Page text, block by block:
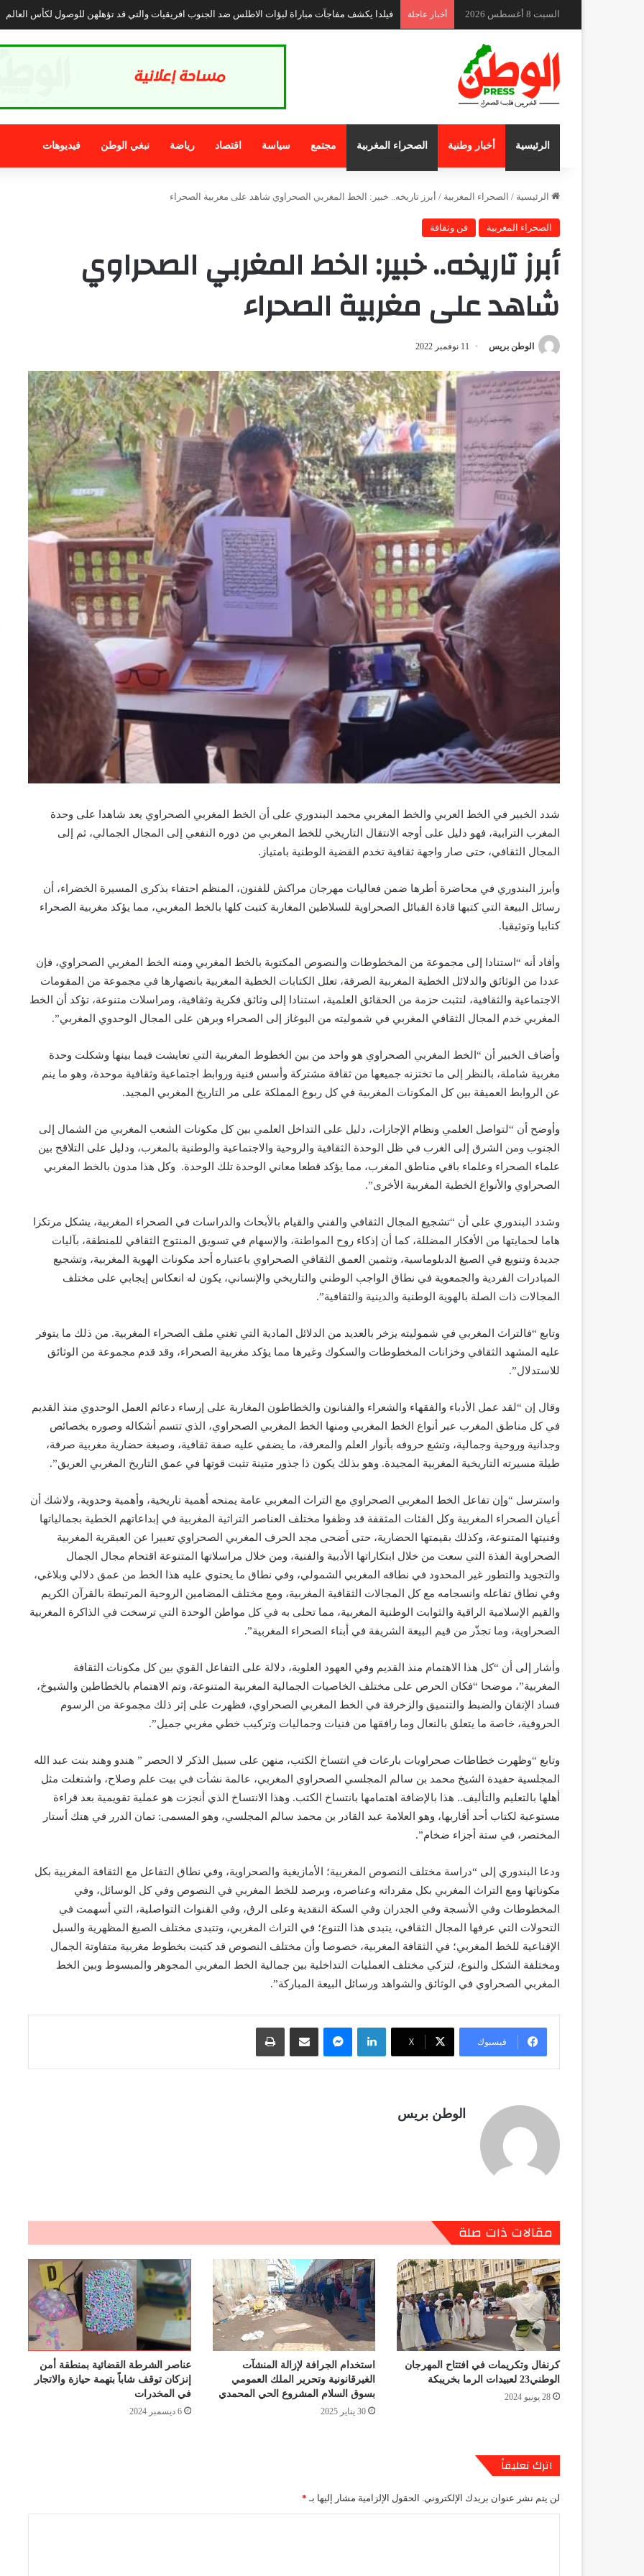
السبت 8 أغسطس 2026 أخبار عاجلة ندوة دولية بكوتونو تبرز وضعية المرأة بالأقاليم الجنوبية المغربية وتجارب التمكين في العالم :
الرئيسية أخبار وطنية الصحراء المغربية مجتمع سياسة اقتصاد رياضة نبغي الوطن فيديوهات
الرئيسية / الصحراء المغربية / أبرز تاريخه.. خبير: الخط المغربي الصحراوي شاهد على مغربية الصحراء
الصحراء المغربية فن وثقافة
أبرز تاريخه.. خبير: الخط المغربي الصحراوي
شاهد على مغربية الصحراء
الوطن بريس 11 نوفمبر 2022
شدد الخبير في الخط العربي والخط المغربي محمد البندوري على أن الخط المغربي الصحراوي يعد شاهدا على وحدة
المغرب الترابية، فهو دليل على أوجه الانتقال التاريخي للخط المغربي من دوره النفعي إلى المجال الجمالي، ثم إلى
المجال الثقافي، حتى صار واجهة ثقافية تخدم القضية الوطنية بامتياز.
وأبرز البندوري في محاضرة أطرها ضمن فعاليات مهرجان مراكش للفنون، المنظم احتفاء بذكرى المسيرة الخضراء، أن
رسائل البيعة التي كتبها قادة القبائل الصحراوية للسلاطين المغاربة كتبت كلها بالخط المغربي، مما يؤكد مغربية الصحراء
كتابيا وتوثيقيا.
وأفاد أنه “استنادا إلى مجموعة من المخطوطات والنصوص المكتوبة بالخط المغربي ومنه الخط المغربي الصحراوي، فإن
عددا من الوثائق والدلائل الخطية المغربية الصرفة، تعلل الكتابات الخطية المغربية بانصهارها في مجموعة من المقومات
الاجتماعية والثقافية، لتثبت حزمة من الحقائق العلمية، استنادا إلى وثائق فكرية وثقافية، ومراسلات متنوعة، تؤكد أن الخط
المغربي خدم المجال الثقافي المغربي في شموليته من البوغاز إلى الصحراء وبرهن على المجال الوحدوي المغربي”.
وأضاف الخبير أن “الخط المغربي الصحراوي هو واحد من بين الخطوط المغربية التي تعايشت فيما بينها وشكلت وحدة
مغربية شاملة، بالنظر إلى ما تختزنه جميعها من ثقافة مشتركة وأسس فنية وروابط اجتماعية وثقافية موحدة، وهو ما ينم
عن الروابط العميقة بين كل المكونات المغربية في كل ربوع المملكة على مر التاريخ المغربي المجيد.
وأوضح أن “لتواصل العلمي ونظام الإجازات، دليل على التداخل العلمي بين كل مكونات الشعب المغربي من الشمال إلى
الجنوب ومن الشرق إلى الغرب في ظل الوحدة الثقافية والروحية والاجتماعية والوطنية بالمغرب، ودليل على التلاقح بين
علماء الصحراء وعلماء باقي مناطق المغرب، مما يؤكد قطعا معاني الوحدة تلك الوحدة. وكل هذا مدون بالخط المغربي
الصحراوي والأنواع الخطية المغربية الأخرى”.
وشدد البندوري على أن “تشجيع المجال الثقافي والفني والقيام بالأبحاث والدراسات في الصحراء المغربية، يشكل مرتكزا
هاما لحمايتها من الأفكار المضللة، كما أن إذكاء روح المواطنة، والإسهام في تسويق المنتوج الثقافي للمنطقة، بآليات
جديدة وتنويع في الصيغ الدبلوماسية، وتثمين العمق الثقافي الصحراوي باعتباره أحد مكونات الهوية المغربية، وتشجيع
المبادرات الفردية والجمعوية في نطاق الواجب الوطني والتاريخي والإنساني، يكون له انعكاس إيجابي على مختلف
المجالات ذات الصلة بالهوية الوطنية والدينية والثقافية”.
وتابع “فالتراث المغربي في شموليته يزخر بالعديد من الدلائل المادية التي تغني ملف الصحراء المغربية. من ذلك ما يتوفر
عليه المشهد الثقافي وخزانات المخطوطات والسكوك وغيرها مما يؤكد مغربية الصحراء، وقد قدم مجموعة من الوثائق
للاستدلال”.
وقال إن “لقد عمل الأدباء والفقهاء والشعراء والفنانون والخطاطون المغاربة على إرساء دعائم العمل الوحدوي منذ القديم
في كل مناطق المغرب عبر أنواع الخط المغربي ومنها الخط المغربي الصحراوي، الذي تتسم أشكاله وصوره بخصائص
وجدانية وروحية وجمالية، وتشع حروفه بأنوار العلم والمعرفة، ما يضفي عليه صفة ثقافية، وصبغة حضارية مغربية صرفة،
طيلة مسيرته التاريخية المغربية المجيدة. وهو بذلك يكون ذا جذور متينة تثبت قوتها في عمق التاريخ المغربي العريق”.
واسترسل “وإن تفاعل الخط المغربي الصحراوي مع التراث المغربي عامة يمنحه أهمية تاريخية، وأهمية وحدوية، ولاشك أن
أعيان الصحراء المغربية وكل الفئات المثقفة قد وظفوا مختلف العناصر التراثية المغربية في إبداعاتهم الخطية بجمالياتها
وفنيتها المتنوعة، وكذلك بقيمتها الحضارية، حتى أضحى مجد الحرف المغربي الصحراوي تعبيرا عن العبقرية المغربية
الصحراوية الفذة التي سعت من خلال ابتكاراتها الأدبية والفنية، ومن خلال مراسلاتها المتنوعة اقتحام مجال الجمال
والتجويد والتطور غير المحدود في نطاقه المغربي الشمولي، وفي نطاق ما يحتوي عليه هذا الخط من عمق دلالي وبلاغي،
وفي نطاق تفاعله وانسجامه مع كل المجالات الثقافية المغربية، ومع مختلف المضامين الروحية المرتبطة بالقرآن الكريم
والقيم الإسلامية الراقية والثوابت الوطنية المغربية، مما تحلى به في كل مواطن الوحدة التي ترسخت في الذاكرة المغربية
الصحراوية، وما تجذّر من قيم البيعة الشريفة في أبناء الصحراء المغربية”.
وأشار إلى أن “كل هذا الاهتمام منذ القديم وفي العهود العلوية، دلالة على التفاعل القوي بين كل مكونات الثقافة
المغربية”، موضحا “فكان الحرص على مختلف الخاصيات الجمالية المغربية المتنوعة، وتم الاهتمام بالخطاطين والشيوخ،
فساد الإتقان والضبط والتنميق والزخرفة في الخط المغربي الصحراوي، فظهرت على إثر ذلك مجموعة من الرسوم
الحروفية، خاصة ما يتعلق بالنعال وما رافقها من فنيات وجماليات وتركيب خطي مغربي جميل”.
وتابع “وظهرت خطاطات صحراويات بارعات في انتساخ الكتب، منهن على سبيل الذكر لا الحصر ” هندو وهند بنت عبد الله
المجلسية حفيدة الشيخ محمد بن سالم المجلسي الصحراوي المغربي، عالمة نشأت في بيت علم وصلاح، واشتغلت مثل
أهلها بالتعليم والتأليف.. هذا بالإضافة اهتمامها بانتساخ الكتب. وهذا الانتساخ الذي أنجزت هو عملية تقويمية بعد قراءة
مستوعبة لكتاب أحد أقاربها، وهو العلامة عبد القادر بن محمد سالم المجلسي، وهو المسمى: تمان الدرر في هتك أستار
المختصر، في ستة أجزاء ضخام”.
ودعا البندوري إلى “دراسة مختلف النصوص المغربية؛ الأمازيغية والصحراوية، وفي نطاق التفاعل مع الثقافة المغربية بكل
مكوناتها ومع التراث المغربي بكل مفرداته وعناصره، وبرصد للخط المغربي في النصوص وفي كل الوسائل، وفي
المخطوطات وفي الأنسجة وفي الجدران وفي السكة النقدية وعلى الرق، وفي القنوات التواصلية، التي أسهمت في
التحولات التي عرفها المجال الثقافي، يتبدى هذا التنوع؛ في التراث المغربي، وتتبدى مختلف الصيغ المظهرية والسبل
الإقناعية للخط المغربي؛ في الثقافة المغربية، خصوصا وأن مختلف النصوص قد كتبت بخطوط مغربية متفاوتة الجمال
ومختلفة الشكل والنوع، لتزكي مختلف العمليات التداخلية بين جمالية الخط المغربي المجوهر والمبسوط وبين الخط
المغربي الصحراوي في الوثائق والشواهد ورسائل البيعة المباركة”.
فيسبوك X
لينكدإن ماسنجر مشاركة عبر البريد طباعة
الوطن بريس
مقالات ذات صلة
كرنفال وتكريمات في افتتاح المهرجان
الوطني23 لعبيدات الرما بخريبكة
28 يونيو 2024
استخدام الجرافة لإزالة المنشآت
الغيرقانونية وتحرير الملك العمومي
بسوق السلام المشروع الحي المحمدي
30 يناير 2025
عناصر الشرطة القضائية بمنطقة أمن
إنزكان توقف شاباً بتهمة حيازة والاتجار
في المخدرات
6 ديسمبر 2024
اترك تعليقاً
لن يتم نشر عنوان بريدك الإلكتروني. الحقول الإلزامية مشار إليها بـ *